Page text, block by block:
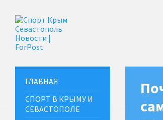
ГЛАВНАЯ
СПОРТ В КРЫМУ И
СЕВАСТОПОЛЕ